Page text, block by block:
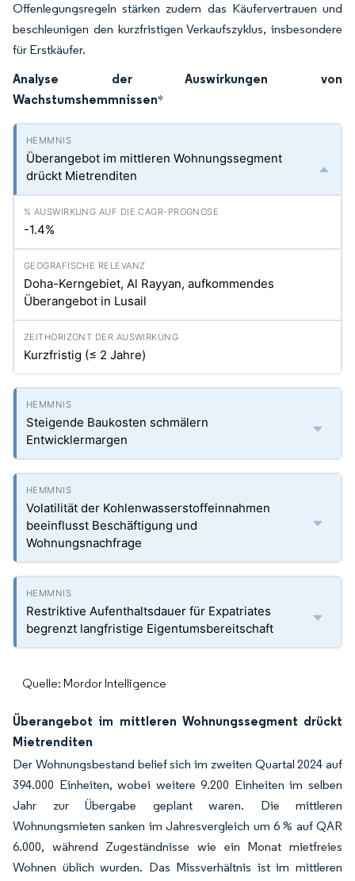
Offenlegungsregeln stärken zudem das Käufervertrauen und
beschleunigen den kurzfristigen Verkaufszyklus, insbesondere
für Erstkäufer.
Analyse der Auswirkungen von
Wachstumshemmnissen*
Überangebot im mittleren Wohnungssegment
drückt Mietrenditen
-1.4%
Doha-Kerngebiet, Al Rayyan, aufkommendes
Überangebot in Lusail
Kurzfristig (≤ 2 Jahre)
Steigende Baukosten schmälern
Entwicklermargen
Volatilität der Kohlenwasserstoffeinnahmen
beeinflusst Beschäftigung und
Wohnungsnachfrage
Restriktive Aufenthaltsdauer für Expatriates
begrenzt langfristige Eigentumsbereitschaft
Quelle: Mordor Intelligence
Überangebot im mittleren Wohnungssegment drückt
Mietrenditen
Der Wohnungsbestand belief sich im zweiten Quartal 2024 auf
394.000 Einheiten, wobei weitere 9.200 Einheiten im selben
Jahr zur Übergabe geplant waren. Die mittleren
Wohnungsmieten sanken im Jahresvergleich um 6 % auf QAR
6.000, während Zugeständnisse wie ein Monat mietfreies
Wohnen üblich wurden. Das Missverhältnis ist im mittleren